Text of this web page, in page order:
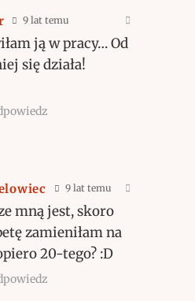
9 lat temu
ją w pracy… Od
się działa!
9 lat temu
mną jest, skoro
zamieniłam na
20-tego? :D